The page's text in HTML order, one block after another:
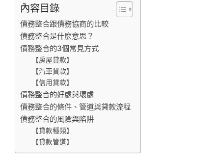
內容目錄
債務整合跟債務協商的比較
債務整合是什麼意思？
債務整合的3個常見方式
【房屋貸款】
【汽車貸款】
【信用貸款】
債務整合的好處與壞處
債務整合的條件、管道與貸款流程
債務整合的風險與陷阱
【貸款種類】
【貸款管道】